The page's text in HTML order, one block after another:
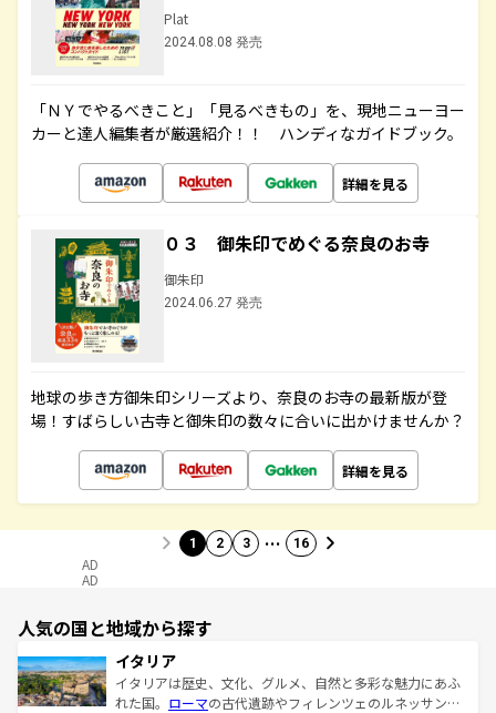
Plat
2024.08.08 発売
「ＮＹでやるべきこと」「見るべきもの」を、現地ニューヨー
カーと達人編集者が厳選紹介！！ ハンディなガイドブック。
詳細を見る
０３ 御朱印でめぐる奈良のお寺
御朱印
2024.06.27 発売
地球の歩き方御朱印シリーズより、奈良のお寺の最新版が登
場！すばらしい古寺と御朱印の数々に合いに出かけませんか？
詳細を見る
1 2 3 … 16
AD
AD
人気の国と地域から探す
イタリア
イタリアは歴史、文化、グルメ、自然と多彩な魅力にあふ
れた国。 ローマの古代遺跡やフィレンツェのルネッサンス